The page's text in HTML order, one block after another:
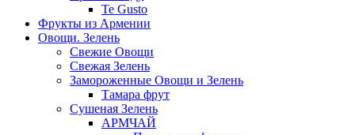
Te Gusto
Фрукты из Армении
Овощи. Зелень
Свежие Овощи
Свежая Зелень
Замороженные Овощи и Зелень
Тамара фрут
Сушеная Зелень
АРМЧАЙ